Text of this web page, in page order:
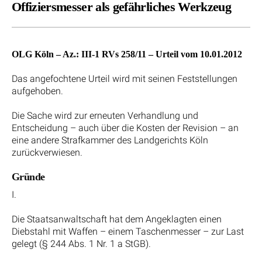
Offiziersmesser als gefährliches Werkzeug
OLG Köln – Az.: III-1 RVs 258/11 – Urteil vom 10.01.2012
Das angefochtene Urteil wird mit seinen Feststellungen
aufgehoben.
Die Sache wird zur erneuten Verhandlung und
Entscheidung – auch über die Kosten der Revision – an
eine andere Strafkammer des Landgerichts Köln
zurückverwiesen.
Gründe
I.
Die Staatsanwaltschaft hat dem Angeklagten einen
Diebstahl mit Waffen – einem Taschenmesser – zur Last
gelegt (§ 244 Abs. 1 Nr. 1 a StGB).